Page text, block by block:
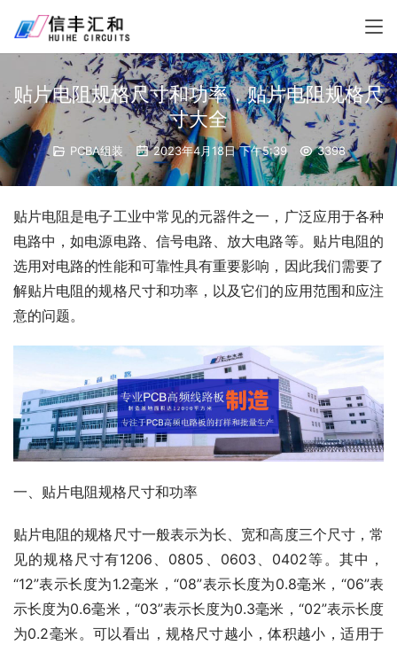
贴片电阻规格尺寸和功率，贴片电阻规格尺
寸大全
PCBA组装 2023年4月18日 下午5:39 3398
贴片电阻是电子工业中常见的元器件之一，广泛应用于各种
电路中，如电源电路、信号电路、放大电路等。贴片电阻的
选用对电路的性能和可靠性具有重要影响，因此我们需要了
解贴片电阻的规格尺寸和功率，以及它们的应用范围和应注
意的问题。
一、贴片电阻规格尺寸和功率
贴片电阻的规格尺寸一般表示为长、宽和高度三个尺寸，常
见的规格尺寸有1206、0805、0603、0402等。其中，
“12”表示长度为1.2毫米，“08”表示长度为0.8毫米，“06”表
示长度为0.6毫米，“03”表示长度为0.3毫米，“02”表示长度
为0.2毫米。可以看出，规格尺寸越小，体积越小，适用于